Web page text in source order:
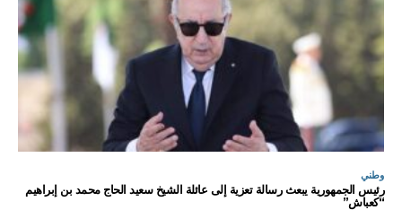
وطني
رئيس الجمهورية يبعث رسالة تعزية إلى عائلة الشيخ سعيد الحاج محمد بن إبراهيم
“كعباش”